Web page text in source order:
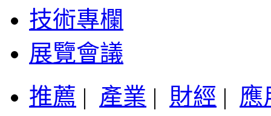
技術專欄
展覽會議
推薦 | 產業 | 財經 | 應